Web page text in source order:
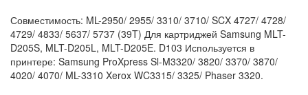
Совместимость: ML-2950/ 2955/ 3310/ 3710/ SCX 4727/ 4728/
4729/ 4833/ 5637/ 5737 (39T) Для картриджей Samsung MLT-
D205S, MLT-D205L, MLT-D205E. D103 Используется в
принтере: Samsung ProXpress Sl-M3320/ 3820/ 3370/ 3870/
4020/ 4070/ ML-3310 Xerox WC3315/ 3325/ Phaser 3320.